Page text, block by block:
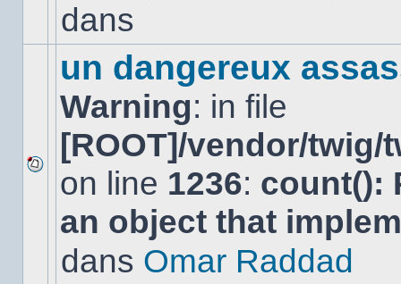
sujet.
dans
Aucun
nouveau
message
non-
dans
un dangereux
Warning: in file
[ROOT]/vendor/
on line 1236: count():
an object that
dans Omar Raddad